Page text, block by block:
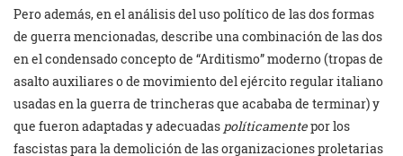
Pero además, en el análisis del uso político de las dos formas
de guerra mencionadas, describe una combinación de las dos
en el condensado concepto de “Arditismo” moderno (tropas de
asalto auxiliares o de movimiento del ejército regular italiano
usadas en la guerra de trincheras que acababa de terminar) y
que fueron adaptadas y adecuadas políticamentepor los
fascistas para la demolición de las organizaciones proletarias